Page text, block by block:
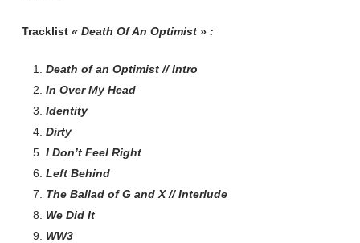
Tracklist« Death Of An Optimist » :
Death of an Optimist // Intro
In Over My Head
Identity
Dirty
I Don’t Feel Right
Left Behind
The Ballad of G and X // Interlude
We Did It
WW3